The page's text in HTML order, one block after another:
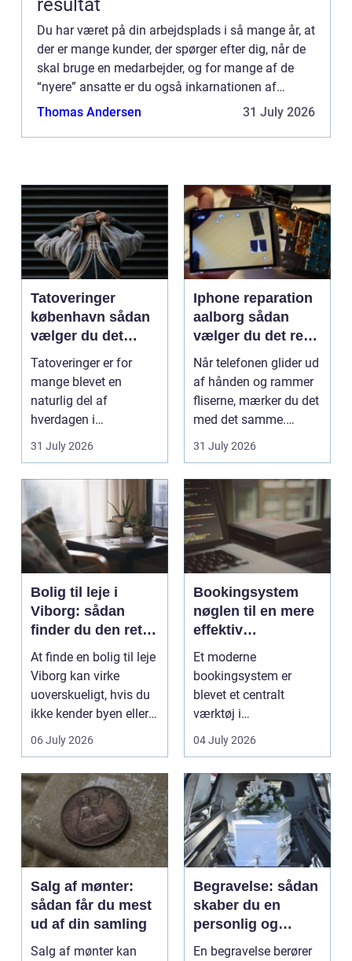
Du har været på din arbejdsplads i så mange år, at
der er mange kunder, der spørger efter dig, når de
skal bruge en medarbejder, og for mange af de
“nyere” ansatte er du også inkarnationen af
arbejdspladsen, for det virker til, du altid h...
Thomas Andersen 31 July 2026
Tatoveringer
københavn sådan
vælger du det
rigtige studie
Tatoveringer er for
mange blevet en
naturlig del af
hverdagen i
København. Byen er
fyldt med dygtige...
31 July 2026
Iphone reparation
aalborg sådan
vælger du det rette
værksted
Når telefonen glider ud
af hånden og rammer
fliserne, mærker du det
med det samme.
Skærmen splintrer...
31 July 2026
Bolig til leje i
Viborg: sådan
finder du den rette
lejlighed
At finde en bolig til leje
Viborg kan virke
uoverskueligt, hvis du
ikke kender byen eller
det lokale...
06 July 2026
Bookingsystem
nøglen til en mere
effektiv
klinikhverdag
Et moderne
bookingsystem er
blevet et centralt
værktøj i
sundhedssektoren.
Klinikker, praksis og
beh...
04 July 2026
Salg af mønter:
sådan får du mest
ud af din samling
Salg af mønter kan
Begravelse: sådan
skaber du en
personlig og
respektfuld afsked
En begravelse berører